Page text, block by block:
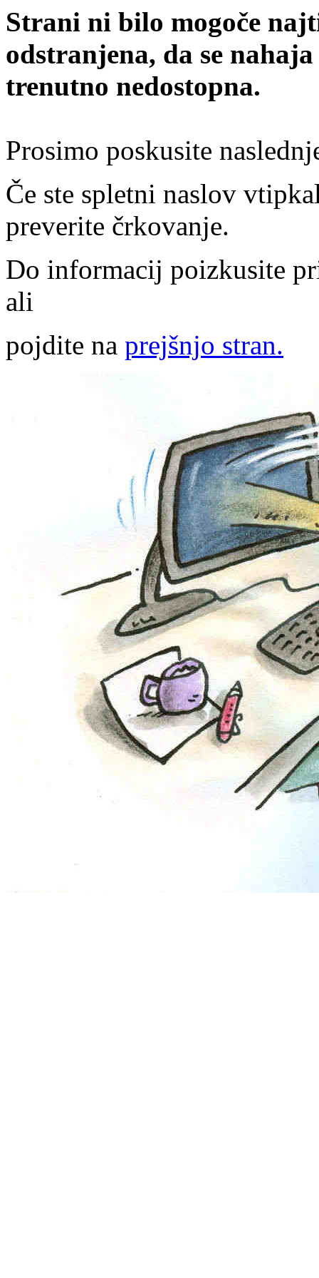
Strani ni bilo mogoče
odstranjena, da se
trenutno nedostopna.
Prosimo poskusite
Če ste spletni naslov
preverite črkovanje.
Do informacij poizkusite
ali
pojdite na prejšnjo stran.